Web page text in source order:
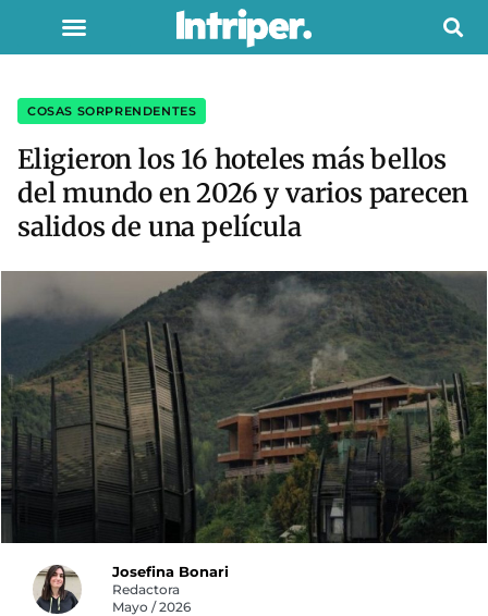
COSAS SORPRENDENTES
Eligieron los 16 hoteles más bellos
del mundo en 2026 y varios parecen
salidos de una película
Josefina Bonari
Redactora
Mayo / 2026